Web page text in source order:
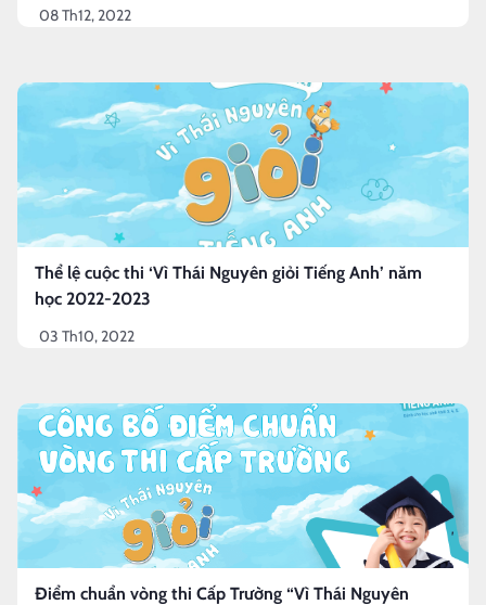
08 Th12, 2022
Thể lệ cuộc thi ‘Vì Thái Nguyên giỏi Tiếng Anh’ năm
học 2022-2023
03 Th10, 2022
Điểm chuẩn vòng thi Cấp Trường “Vì Thái Nguyên